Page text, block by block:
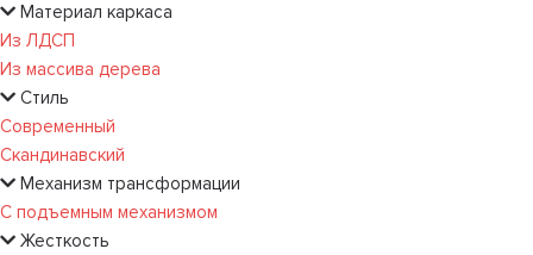
Материал каркаса
Из ЛДСП
Из массива дерева
Стиль
Современный
Скандинавский
Механизм трансформации
С подъемным механизмом
Жесткость